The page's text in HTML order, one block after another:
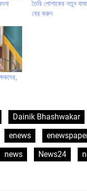
তৈরি পোশাকের নতুন
বের করুন
Dainik Bhashwakar
enews
news News24